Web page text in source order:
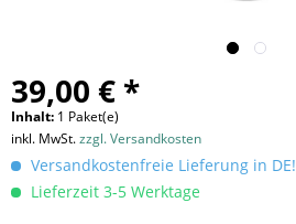
39,00 € *
Inhalt: 1 Paket(e)
inkl. MwSt.zzgl. Versandkosten
Versandkostenfreie Lieferung in DE!
Lieferzeit 3-5 Werktage